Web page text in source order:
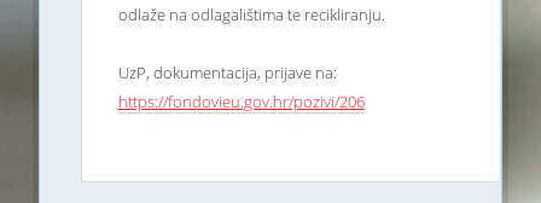
odlaže na odlagalištima te recikliranju.
UzP, dokumentacija, prijave na:
https://fondovieu.gov.hr/pozivi/206